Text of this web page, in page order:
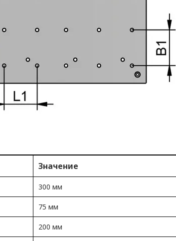
Значение
300 мм
75 мм
200 мм